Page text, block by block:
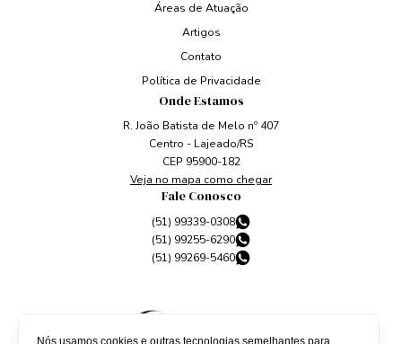
Áreas de Atuação
Artigos
Contato
Política de Privacidade
Onde Estamos
R. João Batista de Melo nº 407
Centro - Lajeado/RS
CEP 95900-182
Veja no mapa como chegar
Fale Conosco
(51) 99339-0308
(51) 99255-6290
(51) 99269-5460
Nós usamos cookies e outras tecnologias semelhantes para